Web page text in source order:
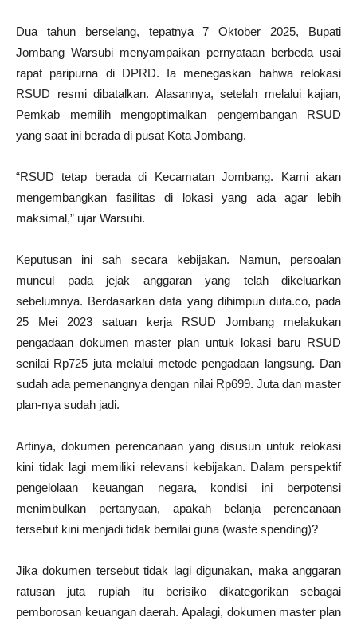
Dua tahun berselang, tepatnya 7 Oktober 2025, Bupati
Jombang Warsubi menyampaikan pernyataan berbeda usai
rapat paripurna di DPRD. Ia menegaskan bahwa relokasi
RSUD resmi dibatalkan. Alasannya, setelah melalui kajian,
Pemkab memilih mengoptimalkan pengembangan RSUD
yang saat ini berada di pusat Kota Jombang.
“RSUD tetap berada di Kecamatan Jombang. Kami akan
mengembangkan fasilitas di lokasi yang ada agar lebih
maksimal,” ujar Warsubi.
Keputusan ini sah secara kebijakan. Namun, persoalan
muncul pada jejak anggaran yang telah dikeluarkan
sebelumnya. Berdasarkan data yang dihimpun duta.co, pada
25 Mei 2023 satuan kerja RSUD Jombang melakukan
pengadaan dokumen master plan untuk lokasi baru RSUD
senilai Rp725 juta melalui metode pengadaan langsung. Dan
sudah ada pemenangnya dengan nilai Rp699. Juta dan master
plan-nya sudah jadi.
Artinya, dokumen perencanaan yang disusun untuk relokasi
kini tidak lagi memiliki relevansi kebijakan. Dalam perspektif
pengelolaan keuangan negara, kondisi ini berpotensi
menimbulkan pertanyaan, apakah belanja perencanaan
tersebut kini menjadi tidak bernilai guna (waste spending)?
Jika dokumen tersebut tidak lagi digunakan, maka anggaran
ratusan juta rupiah itu berisiko dikategorikan sebagai
pemborosan keuangan daerah. Apalagi, dokumen master plan